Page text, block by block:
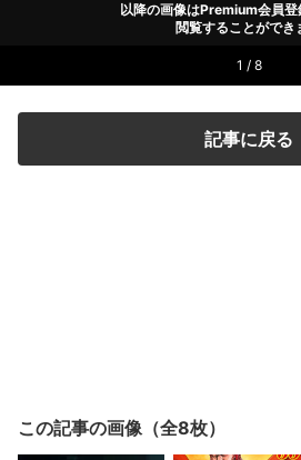
以降の画像はPremium会員登
閲覧することができ
1 / 8
記事に戻る
この記事の画像（全8枚）